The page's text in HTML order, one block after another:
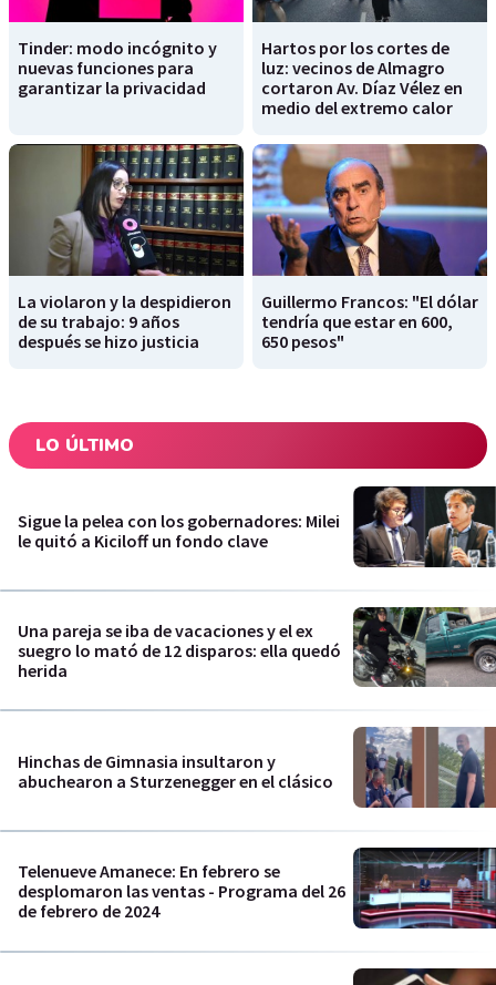
Tinder: modo incógnito y
nuevas funciones para
garantizar la privacidad
Hartos por los cortes de
luz: vecinos de Almagro
cortaron Av. Díaz Vélez en
medio del extremo calor
La violaron y la despidieron
de su trabajo: 9 años
después se hizo justicia
Guillermo Francos: "El dólar
tendría que estar en 600,
650 pesos"
LO ÚLTIMO
Sigue la pelea con los gobernadores: Milei
le quitó a Kiciloff un fondo clave
Una pareja se iba de vacaciones y el ex
suegro lo mató de 12 disparos: ella quedó
herida
Hinchas de Gimnasia insultaron y
abuchearon a Sturzenegger en el clásico
Telenueve Amanece: En febrero se
desplomaron las ventas - Programa del 26
de febrero de 2024